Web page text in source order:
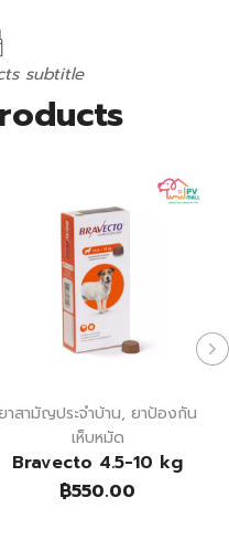
subtitle
าสามัญประจำบ้าน, ยาป้องกัน
เห็บหมัด
Bravecto 4.5-10 kg
฿550.00